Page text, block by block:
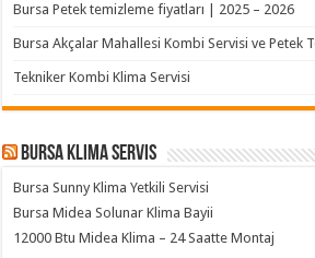
Bursa Petek temizleme fiyatları | 2025 – 2026
Bursa Akçalar Mahallesi Kombi Servisi ve Petek
Tekniker Kombi Klima Servisi
Bursa klima servis
Bursa Sunny Klima Yetkili Servisi
Bursa Midea Solunar Klima Bayii
12000 Btu Midea Klima – 24 Saatte Montaj